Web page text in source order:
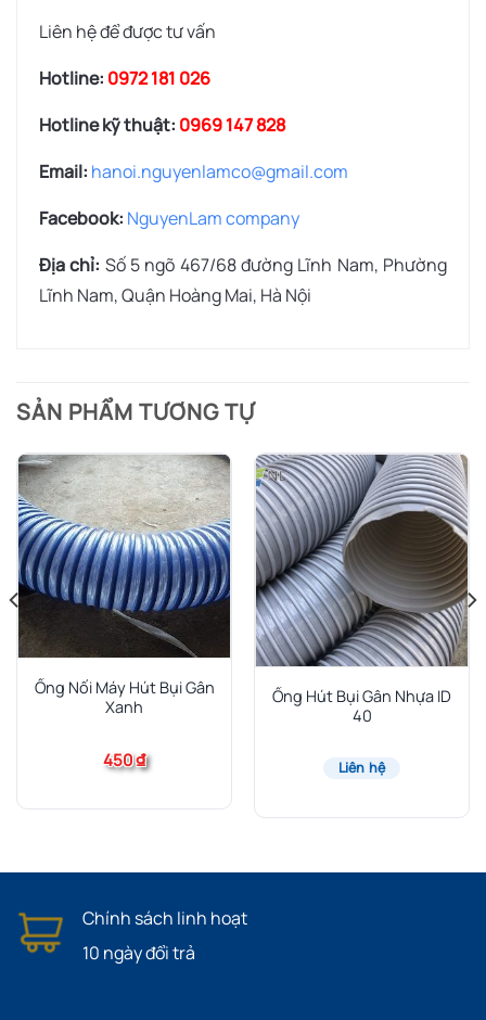
Liên hệ để được tư vấn
Hotline: 0972 181 026
Hotline kỹ thuật: 0969 147 828
Email: hanoi.nguyenlamco@gmail.com
Facebook: NguyenLam company
Địa chỉ: Số 5 ngõ 467/68 đường Lĩnh Nam, Phường
Lĩnh Nam, Quận Hoàng Mai, Hà Nội
SẢN PHẨM TƯƠNG TỰ
Ống Nối Máy Hút Bụi Gân
Xanh
450₫
Ống Hút Bụi Gân Nhựa ID
40
Liên hệ
Chính sách linh hoạt
10 ngày đổi trả